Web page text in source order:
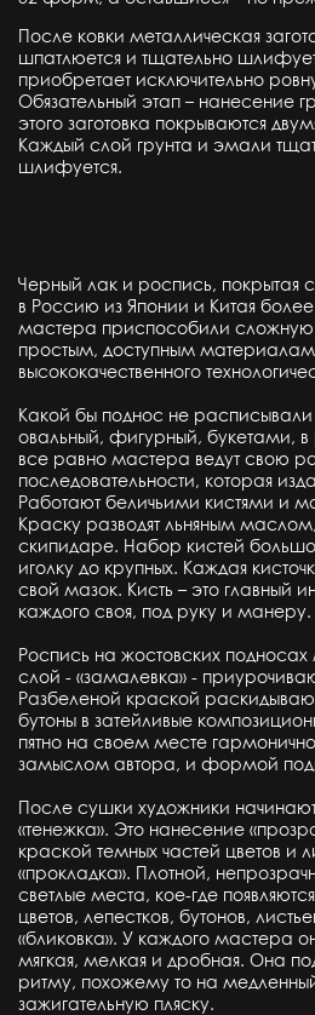
После ковки металлическая
шпатлюется и тщательно
приобретает исключительно
Обязательный этап – нанесение
этого заготовка покрываются
Каждый слой грунта и эмали
шлифуется.
Черный лак и роспись, покрытая
в Россию из Японии и Китая
мастера приспособили сложную
простым, доступным
высококачественного
Какой бы поднос не
овальный, фигурный, букетами,
все равно мастера ведут свою
последовательности, которая
Работают беличьими кистями и
Краску разводят льняным
скипидаре. Набор кистей
иголку до крупных. Каждая
свой мазок. Кисть – это главный
каждого своя, под руку и манеру.
Роспись на жостовских
слой - «замалевка» -
Разбеленой краской раскидывают
бутоны в затейливые
пятно на своем месте
замыслом автора, и формой
После сушки художники
«тенежка». Это нанесение
краской темных частей цветов и
«прокладка». Плотной,
светлые места, кое-где
цветов, лепестков, бутонов,
«бликовка». У каждого мастера
мягкая, мелкая и дробная. Она
ритму, похожему то на
зажигательную пляску.